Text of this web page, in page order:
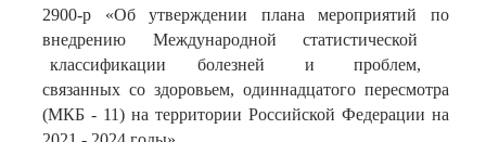
2900-р «Об утверждении плана мероприятий по
внедрению Международной статистической
классификации болезней и проблем,
связанных со здоровьем, одиннадцатого пересмотра
(МКБ - 11) на территории Российской Федерации на